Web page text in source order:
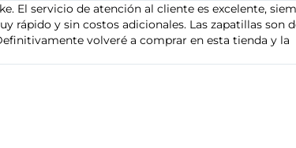
El servicio de atención al cliente es excelente,
rápido y sin costos adicionales. Las zapatillas son
volveré a comprar en esta tienda y la